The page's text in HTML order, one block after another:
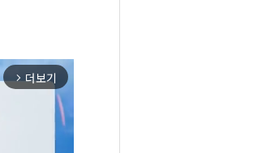
arrow_forward_ios 더보기